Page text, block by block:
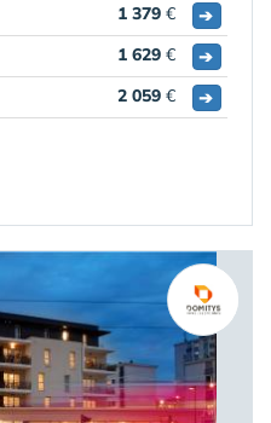
1 379 €
➔
1 629 €
➔
2 059 € ➔